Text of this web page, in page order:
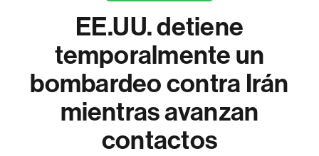
EE.UU. detiene
temporalmente un
bombardeo contra Irán
mientras avanzan
contactos